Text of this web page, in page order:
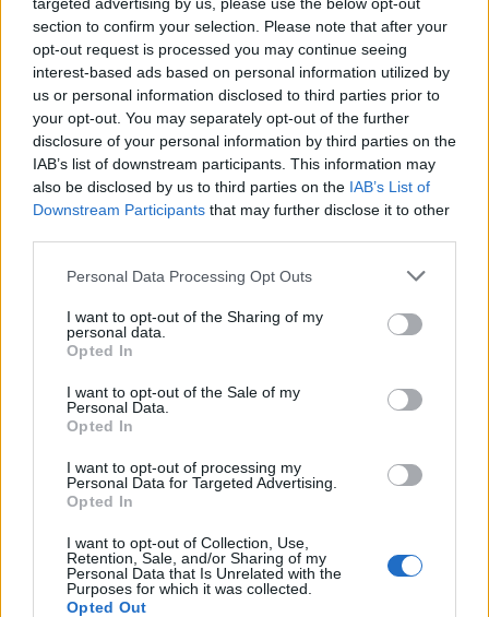
section to confirm your selection. Please note that after your
opt-out request is processed you may continue seeing
interest-based ads based on personal information utilized by
us or personal information disclosed to third parties prior to
your opt-out. You may separately opt-out of the further
disclosure of your personal information by third parties on the
IAB’s list of downstream participants. This information may
also be disclosed by us to third parties on the IAB’s List of
Downstream Participants that may further disclose it to other
Please note that this website/app uses one or more Google
not limited to your visit or usage behaviour. You may click to
grant or deny consent to Google and its third-party tags to
use your data for below specified purposes in below Google
consent section.
Personal Data Processing Opt Outs
I want to opt-out of the Sharing of my
personal data.
Opted In
I want to opt-out of the Sale of my
Personal Data.
Opted In
I want to opt-out of processing my
Personal Data for Targeted Advertising.
Opted In
I want to opt-out of Collection, Use,
Retention, Sale, and/or Sharing of my
Personal Data that Is Unrelated with the
Purposes for which it was collected.
Opted Out
Continua a leggere
SHOPPING NERD
Smartphone pieghevoli: come scegliere con criteri
tecnici solidi
Andrea Conforti · 6 Ago 2026
SHOPPING NERD